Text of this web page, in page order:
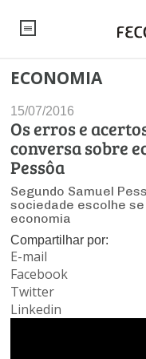
NOTÍCIAS
Editorial
Artigos
Institucional
Debates Fecomercio-SP
PROJETOS ESPECIAIS:
UM BRASIL
UM BRASIL
Economia
Pesquisas
Brasil
Internacional
Modernização do Estado
Economia Digital
Legislação
Trabalho
Empresas
Arbitragem e Mediação
Negócios
Varejo
Atacado
Sustentabilidade
ESG
Últimas Notícias
SINDICATOS
PESQUISAS
FALE CONOSCO
INSTITUCIONAL
Sobre
Imprensa
CONSELHOS
Conselho de Turismo
ECONOMIA
15/07/2016
Os erros e
conversa sobre
Pessôa
Segundo Samuel
sociedade escolhe
economia
Compartilhar por:
E-mail
Facebook
Twitter
Linkedin